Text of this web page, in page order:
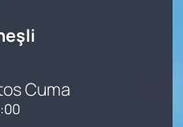
Cuma